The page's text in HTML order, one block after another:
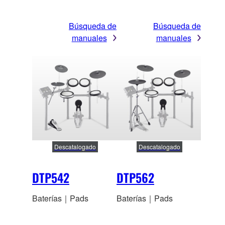
Búsqueda de
manuales
Búsqueda de
manuales
DTP542
Descatalogado
Baterías｜Pads
DTP562
Descatalogado
Baterías｜Pads